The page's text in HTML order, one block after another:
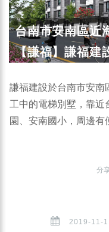
台南市安南區近
【謙福】謙福建
謙福建設於台南市安南
工中的電梯別墅，靠
園、安南國小，周邊
分
2019-11-